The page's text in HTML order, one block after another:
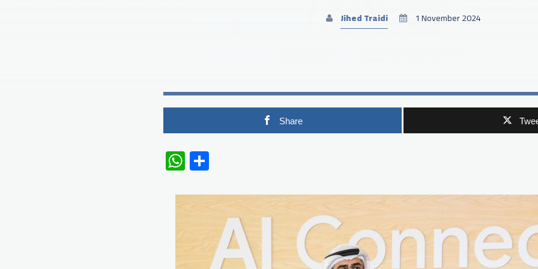
Jihed Traidi 1 November 2024
Share
WhatsApp